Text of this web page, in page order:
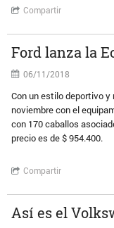
Compartir
Ford lanza la
06/11/2018
Con un estilo deportivo
noviembre con el
con 170 caballos
precio es de $ 954.400.
Compartir
Así es el